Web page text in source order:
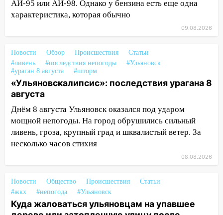
Волге перевернулась лодка
В Ульяновске упавшее дерево
17:15
В Ульяновской области
ремонтируют девять мостов: один уже
готов, ещё два — почти завершены
17:00 «Ульяновскалипсис»: последствия
урагана 8 августа
16:38 Прогноз погоды в Ульяновской
области на 9 августа
время»
16:17 Мелекесский район первым в
Ульяновской области намолотил более
АИ-95 или АИ-98. Однако у бензина есть еще одна
характеристика, которая обычно
09.08.2026
Новости Обзор Происшествия
Статьи
#ливень
#последствия непогоды
#Ульяновск
#ураган 8 августа
#шторм
«Ульяновскалипсис»: последствия урагана 8
августа
Днём 8 августа Ульяновск оказался под ударом
мощной непогоды. На город обрушились сильный
ливень, гроза, крупный град и шквалистый ветер. За
несколько часов стихия
08.08.2026
Новости Общество Происшествия
Статьи
#жкх
#непогода #Ульяновск
Куда жаловаться ульяновцам на упавшее